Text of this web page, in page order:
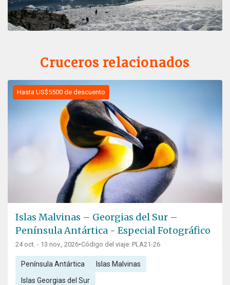
Cruceros relacionados
Hasta US$5500 de descuento
Islas Malvinas – Georgias del Sur –
Península Antártica - Especial Fotográfico
24 oct. - 13 nov., 2026•Código del viaje: PLA21-26
Península Antártica Islas Malvinas
Islas Georgias del Sur